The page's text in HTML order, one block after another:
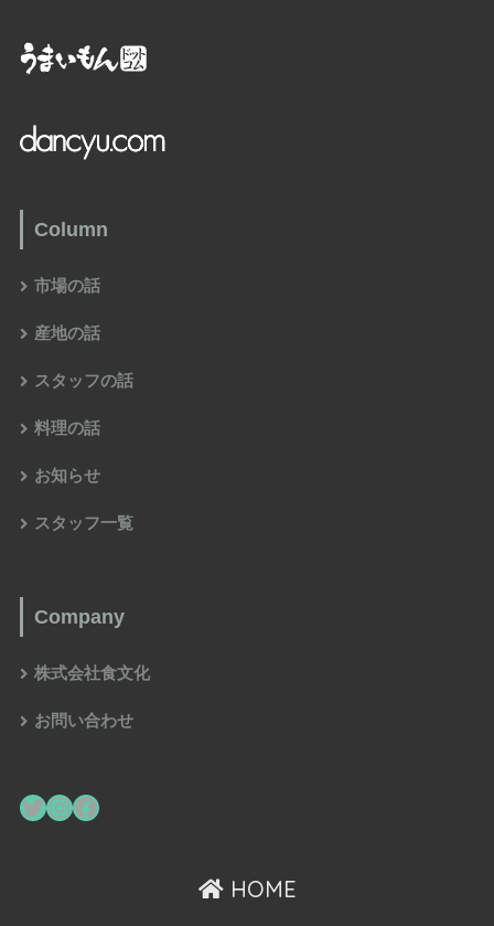
Column
市場の話
産地の話
スタッフの話
料理の話
お知らせ
スタッフ一覧
Company
株式会社食文化
お問い合わせ
HOME